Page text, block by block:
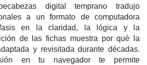
digital temprano tradujo
a un formato de computadora
en la claridad, la lógica y la
de las fichas muestra por qué la
y revisitada durante décadas.
en tu navegador te permite